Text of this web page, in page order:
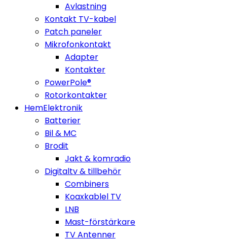
Avlastning
Kontakt TV-kabel
Patch paneler
Mikrofonkontakt
Adapter
Kontakter
PowerPole®
Rotorkontakter
HemElektronik
Batterier
Bil & MC
Brodit
Jakt & komradio
Digitaltv & tillbehör
Combiners
Koaxkablel TV
LNB
Mast-förstärkare
TV Antenner